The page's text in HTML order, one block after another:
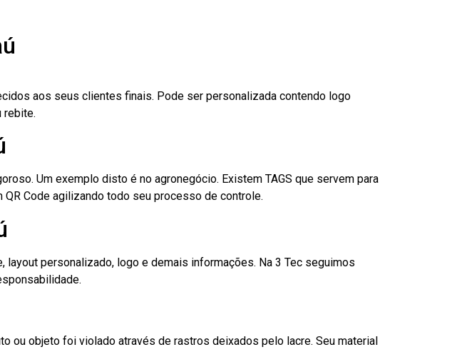
aos seus clientes finais. Pode ser personalizada contendo logo
rebite.
Um exemplo disto é no agronegócio. Existem TAGS que servem para
QR Code agilizando todo seu processo de controle.
personalizado, logo e demais informações. Na 3 Tec seguimos
ou objeto foi violado através de rastros deixados pelo lacre. Seu material